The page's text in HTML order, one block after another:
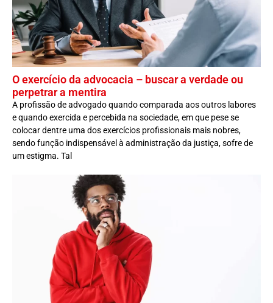
O exercício da advocacia – buscar a verdade ou
perpetrar a mentira
A profissão de advogado quando comparada aos outros labores
e quando exercida e percebida na sociedade, em que pese se
colocar dentre uma dos exercícios profissionais mais nobres,
sendo função indispensável à administração da justiça, sofre de
um estigma. Tal